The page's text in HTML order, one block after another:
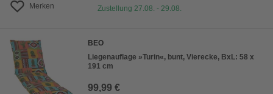
Merken
Zustellung 27.08. - 29.08.
BEO
Liegenauflage »Turin«, bunt, Vierecke, BxL: 58 x
191 cm
99,99 €